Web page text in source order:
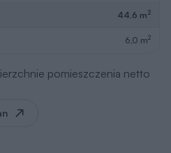
44,6 m2
6,0 m2
pomieszczenia netto